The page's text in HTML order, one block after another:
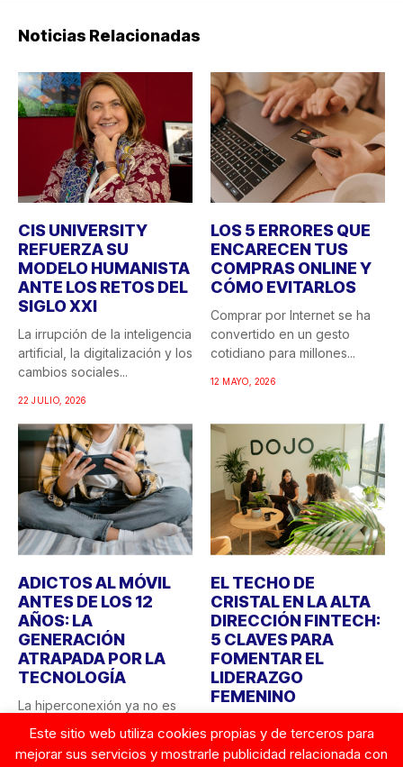
Noticias Relacionadas
CIS UNIVERSITY
REFUERZA SU
MODELO HUMANISTA
ANTE LOS RETOS DEL
SIGLO XXI
La irrupción de la inteligencia
artificial, la digitalización y los
cambios sociales...
22 JULIO, 2026
LOS 5 ERRORES QUE
ENCARECEN TUS
COMPRAS ONLINE Y
CÓMO EVITARLOS
Comprar por Internet se ha
convertido en un gesto
cotidiano para millones...
12 MAYO, 2026
ADICTOS AL MÓVIL
ANTES DE LOS 12
AÑOS: LA
GENERACIÓN
ATRAPADA POR LA
TECNOLOGÍA
La hiperconexión ya no es
realidad que empieza...
EL TECHO DE
CRISTAL EN LA ALTA
DIRECCIÓN FINTECH:
5 CLAVES PARA
FOMENTAR EL
LIDERAZGO
FEMENINO
Women Network elaborado
por la Fundación AEFI pone...
Este sitio web utiliza cookies propias y de terceros para
mejorar sus servicios y mostrarle publicidad relacionada con